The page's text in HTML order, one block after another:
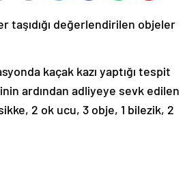
taşıdığı değerlendirilen objeler
kaçak kazı yaptığı tespit
ardından adliyeye sevk edilen
2 ok ucu, 3 obje, 1 bilezik, 2